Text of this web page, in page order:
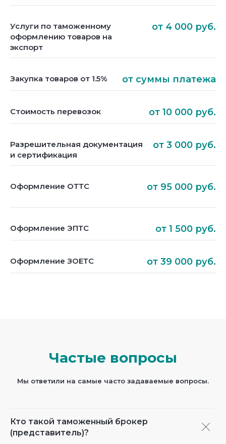
Услуги по таможенному
оформлению товаров на
экспорт
от 4 000 руб.
Закупка товаров от 1.5% от суммы платежа
Стоимость перевозок от 10 000 руб.
Разрешительная документация
и сертификация
от 3 000 руб.
Оформление ОТТС от 95 000 руб.
Оформление ЭПТС от 1 500 руб.
Оформление ЗОЕТС от 39 000 руб.
Частые вопросы
Мы ответили на самые часто задаваемые вопросы.
Кто такой таможенный брокер
(представитель)?